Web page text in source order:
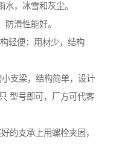
，冰雪和灰尘。
滑性能好。
轻便：用材少，结构
支梁，结构简单，设计
型号即可，厂方可代客
的支承上用螺栓夹固，